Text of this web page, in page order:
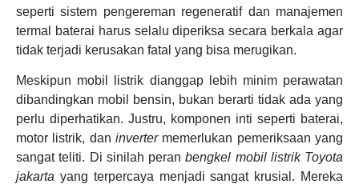
seperti sistem pengereman regeneratif dan manajemen
termal baterai harus selalu diperiksa secara berkala agar
tidak terjadi kerusakan fatal yang bisa merugikan.
Meskipun mobil listrik dianggap lebih minim perawatan
dibandingkan mobil bensin, bukan berarti tidak ada yang
perlu diperhatikan. Justru, komponen inti seperti baterai,
motor listrik, dan invertermemerlukan pemeriksaan yang
sangat teliti. Di sinilah peranbengkel mobil listrik Toyota
jakarta yang terpercaya menjadi sangat krusial. Mereka